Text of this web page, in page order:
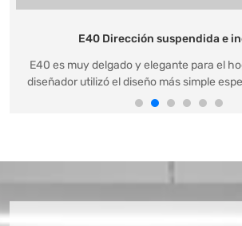
E40 Dirección suspendida e
E40 es muy delgado y elegante para el
diseñador utilizó el diseño más simple